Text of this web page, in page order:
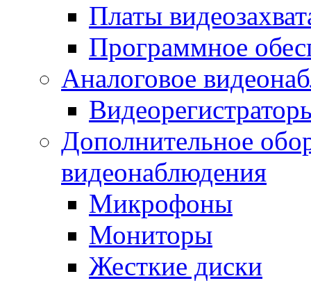
Платы
Программное
Аналоговое
Дополнительное
видеонаблюдения
Микрофоны
Мониторы
Жесткие диски